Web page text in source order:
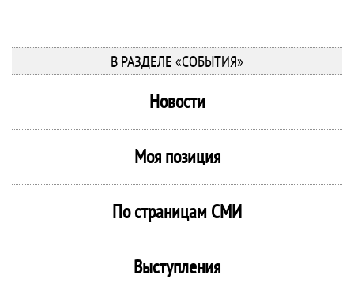
В РАЗДЕЛЕ «СОБЫТИЯ»
Новости
Моя позиция
По страницам СМИ
Выступления